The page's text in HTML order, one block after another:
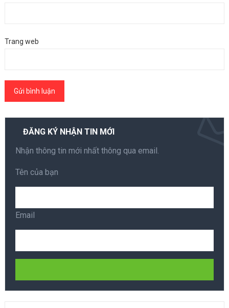
Trang web
ĐĂNG KÝ NHẬN TIN MỚI
Nhận thông tin mới nhất thông qua email.
Tên của bạn
Email